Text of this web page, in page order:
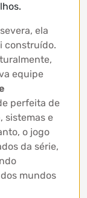
ela
construído.
equipe
perfeita de
sistemas e
o jogo
da série,
mundos